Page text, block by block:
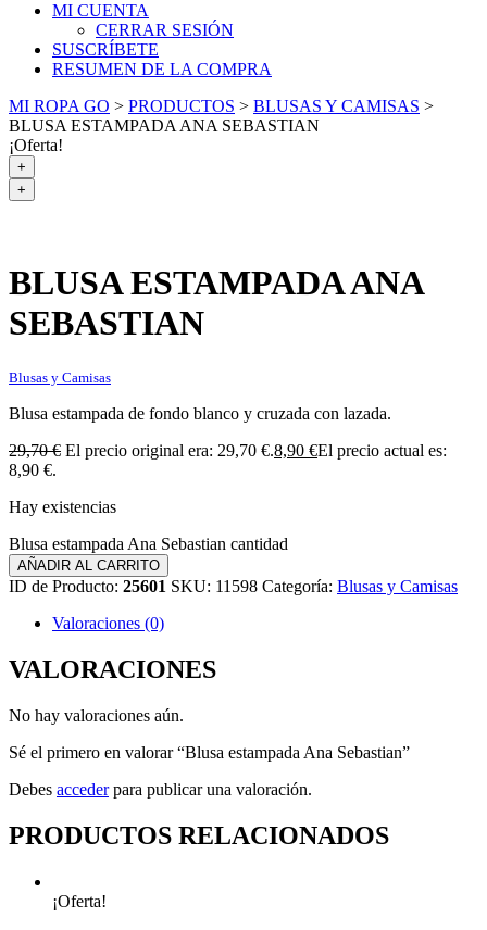
MI CUENTA
CERRAR SESIÓN
SUSCRÍBETE
RESUMEN DE LA COMPRA
MI ROPA GO > PRODUCTOS > BLUSAS Y CAMISAS >
BLUSA ESTAMPADA ANA SEBASTIAN
¡Oferta!
+
+
BLUSA ESTAMPADA ANA
SEBASTIAN
Blusas y Camisas
Blusa estampada de fondo blanco y cruzada con lazada.
29,70€ El precio original era: 29,70 €.8,90 €El precio actual es:
8,90 €.
Hay existencias
Blusa estampada Ana Sebastian cantidad
AÑADIR AL CARRITO
ID de Producto: 25601 SKU: 11598 Categoría: Blusas y Camisas
Valoraciones (0)
VALORACIONES
No hay valoraciones aún.
Sé el primero en valorar “Blusa estampada Ana Sebastian”
Debes accederpara publicar una valoración.
PRODUCTOS RELACIONADOS
¡Oferta!